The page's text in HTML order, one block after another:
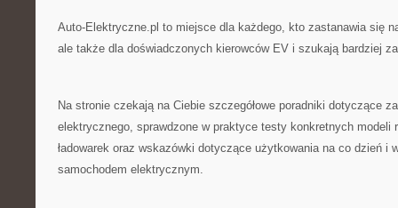
Auto-Elektryczne.pl to miejsce dla każdego, kto zastanawia się
ale także dla doświadczonych kierowców EV i szukają bardziej
Na stronie czekają na Ciebie szczegółowe poradniki dotyczące
elektrycznego, sprawdzone w praktyce testy konkretnych modeli
ładowarek oraz wskazówki dotyczące użytkowania na co dzień i
samochodem elektrycznym.